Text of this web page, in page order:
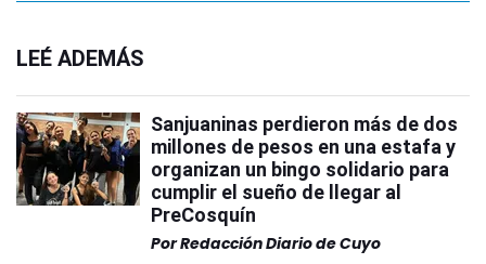
LEÉ ADEMÁS
Sanjuaninas perdieron más de dos
millones de pesos en una estafa y
organizan un bingo solidario para
cumplir el sueño de llegar al
PreCosquín
PorRedacción Diario de Cuyo